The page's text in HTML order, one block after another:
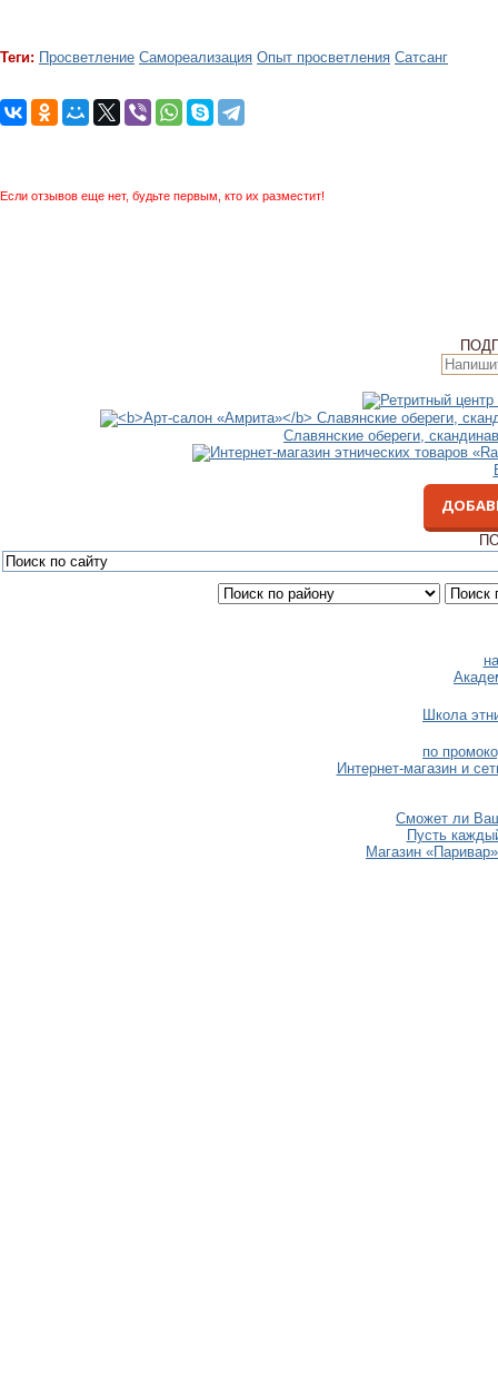
Теги: Просветление Самореализация Опыт просветления Сатсанг
Если отзывов еще нет, будьте первым, кто их разместит!
Славянские обереги,
Школа
по
Интернет-магазин и
Сможет ли
Пусть
Магазин